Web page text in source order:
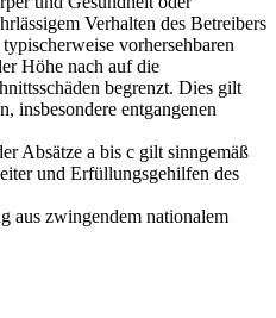
Verhalten des Betreibers
vorhersehbaren
Höhe nach auf die
begrenzt. Dies gilt
insbesondere entgangenen
Absätze a bis c gilt sinngemäß
und Erfüllungsgehilfen des
aus zwingendem nationalem